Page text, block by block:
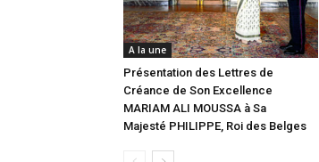
A la une
Présentation des Lettres de
Créance de Son Excellence
MARIAM ALI MOUSSA à Sa
Majesté PHILIPPE, Roi des Belges